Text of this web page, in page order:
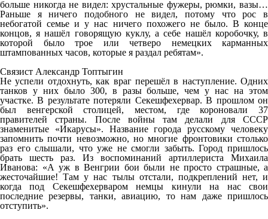
больше никогда не видел: хрустальные фужеры, рюмки, вазы…
Раньше я ничего подобного не видел, потому что рос в
небогатой семье и у нас ничего похожего не было. В конце
концов, я нашёл говорящую куклу, а себе нашёл коробочку, в
которой было трое или четверо немецких карманных
штампованных часов, которые я раздал ребятам».
Связист Александр Топтыгин
Не успели отдохнуть, как враг перешёл в наступление. Одних
танков у них было 300, в разы больше, чем у нас на этом
участке. В результате потеряли Секешфехервар. В прошлом он
был венгерской столицей, местом, где короновали 37
правителей страны. После войны там делали для СССР
знаменитые «Икарусы». Название города русскому человеку
запомнить почти невозможно, но многие фронтовики столько
раз его слышали, что уже не смогли забыть. Город пришлось
брать шесть раз. Из воспоминаний артиллериста Михаила
Иванова: «А уж в Венгрии бои были не просто страшные, а
жесточайшие! Там у нас тылы отстали, подкреплений нет, и
когда под Секешфехерваром немцы кинули на нас свои
последние резервы, танки, авиацию, то нам даже пришлось
отступить».